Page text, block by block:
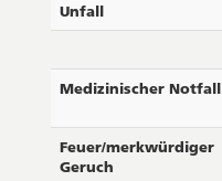
Unfall
Medizinischer Notfall
Feuer/merkwürdiger
Geruch